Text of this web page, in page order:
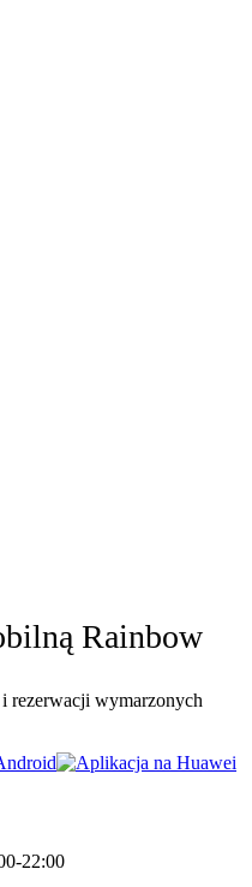
Rainbow
i rezerwacji wymarzonych
22:00